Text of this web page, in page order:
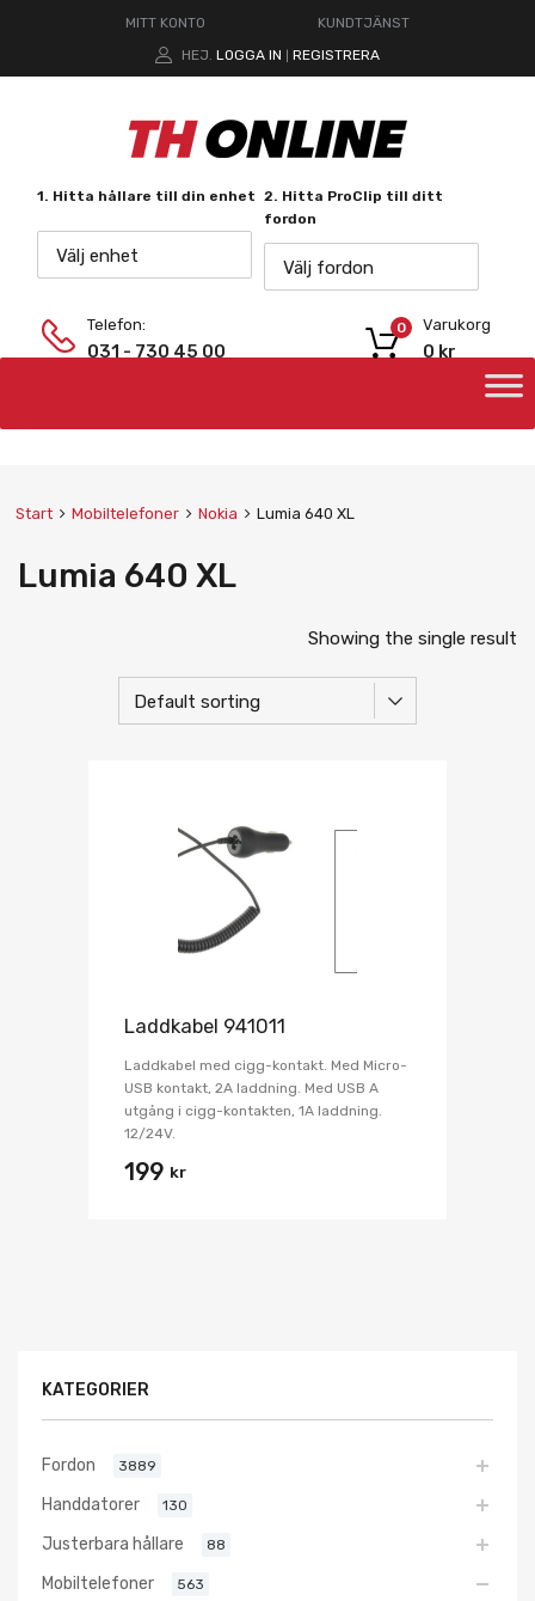
MITT KONTO
KUNDTJÄNST
HEJ. LOGGA IN REGISTRERA
1. Hitta hållare till din enhet
Välj enhet
2. Hitta ProClip till ditt
fordon
Välj fordon
Telefon:
031 - 730 45 00
Varukorg
0 kr
0
Start Mobiltelefoner Nokia Lumia 640 XL
Lumia 640 XL
Showing the single result
Laddkabel 941011
Laddkabel med cigg-kontakt. Med Micro-
USB kontakt, 2A laddning. Med USB A
utgång i cigg-kontakten, 1A laddning.
12/24V.
199 kr
KATEGORIER
Fordon 3889
Handdatorer 130
Justerbara hållare 88
Mobiltelefoner 563